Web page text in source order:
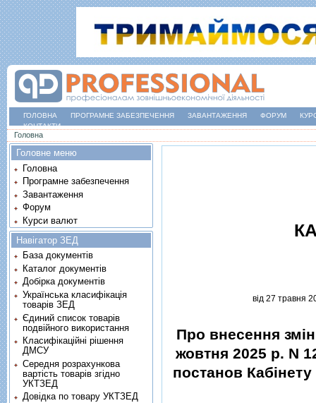
ГОЛОВНА ПРОГРАМНЕ ЗАБЕЗПЕЧЕННЯ ЗАВАНТАЖЕННЯ ФОРУМ
КОНТАКТИ
Ви є тут
Головна
вiд 27 травня
Про внесення
жовтня 2025 р. N
постанов
Головне меню
Головна
Програмне забезпечення
Завантаження
Форум
Курси валют
Навігатор ЗЕД
База документів
Каталог документів
Добірка документів
Українська класифікація
товарів ЗЕД
Єдиний список товарів
подвійного використання
Класифікаційні рішення
ДМСУ
Середня розрахункова
вартість товарів згідно
УКТЗЕД
Довідка по товару УКТЗЕД